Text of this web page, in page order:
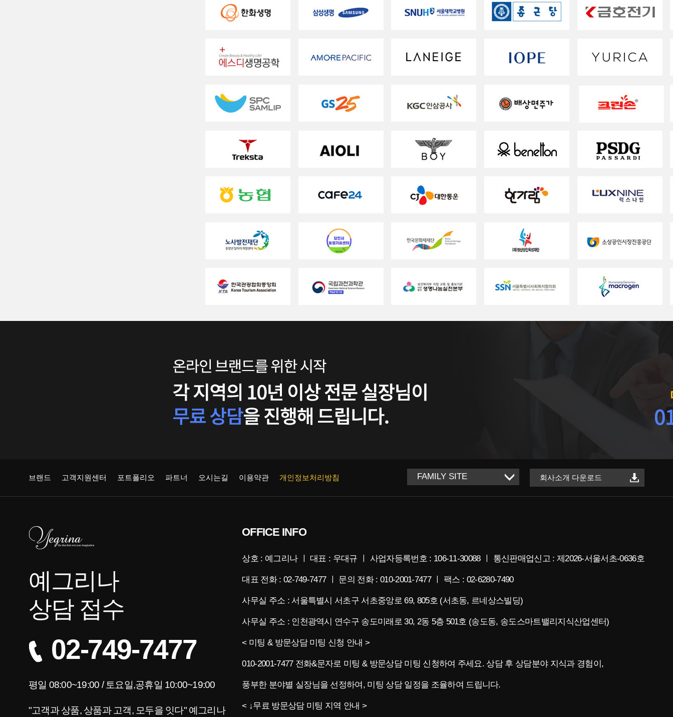
브랜드 고객지원센터 포트폴리오 파트너 오시는길 이용약관 개인정보처리방침 회사소개 다운로드
예그리나
상담 접수
02-749-7477
평일 08:00~19:00 / 토요일,공휴일 10:00~19:00
"고객과 상품, 상품과 고객, 모두을 잇다" 예그리나
OFFICE INFO
상호 : 예그리나 ㅣ 대표 : 우대규 ㅣ 사업자등록번호 : 106-11-30088 ㅣ 통신판매업신고 : 제2026-서울서초-0636호
대표 전화 : 02-749-7477 ㅣ 문의 전화 : 010-2001-7477 ㅣ 팩스 : 02-6280-7490
사무실 주소 : 서울특별시 서초구 서초중앙로 69, 805호 (서초동, 르네상스빌딩)
사무실 주소 : 인천광역시 연수구 송도미래로 30, 2동 5층 501호 (송도동, 송도스마트밸리지식산업센터)
< 미팅 & 방문상담 미팅 신청 안내 >
010-2001-7477 전화&문자로 미팅 & 방문상담 미팅 신청하여 주세요. 상담 후 상담분야 지식과 경험이,
풍부한 분야별 실장님을 선정하여, 미팅 상담 일정을 조율하여 드립니다.
< ↓무료 방문상담 미팅 지역 안내 >